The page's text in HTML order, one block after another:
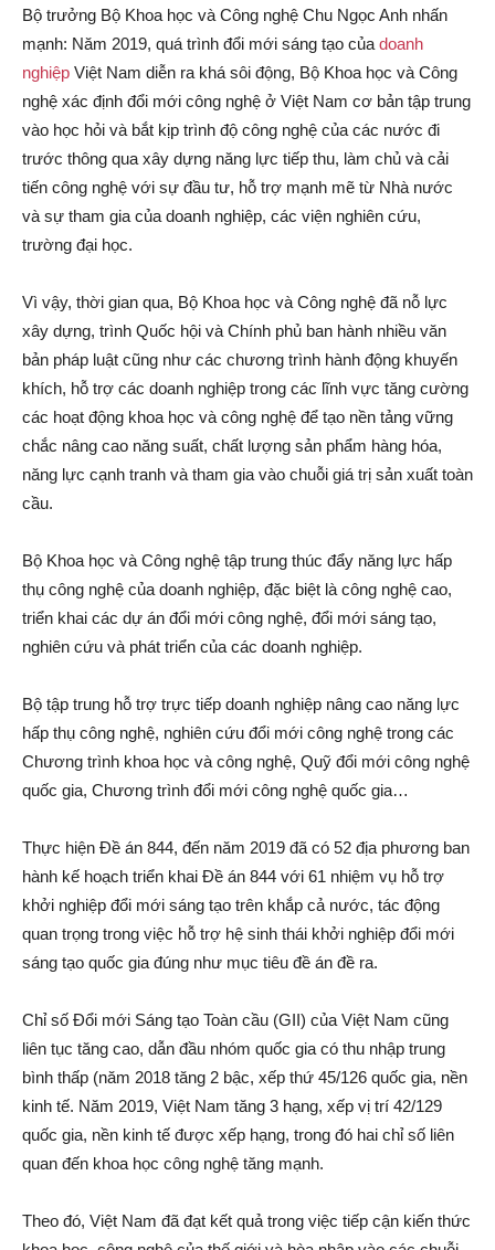
Bộ trưởng Bộ Khoa học và Công nghệ Chu Ngọc Anh nhấn
mạnh: Năm 2019, quá trình đổi mới sáng tạo của doanh
nghiệp Việt Nam diễn ra khá sôi động, Bộ Khoa học và Công
nghệ xác định đổi mới công nghệ ở Việt Nam cơ bản tập trung
vào học hỏi và bắt kịp trình độ công nghệ của các nước đi
trước thông qua xây dựng năng lực tiếp thu, làm chủ và cải
tiến công nghệ với sự đầu tư, hỗ trợ mạnh mẽ từ Nhà nước
và sự tham gia của doanh nghiệp, các viện nghiên cứu,
trường đại học.
Vì vậy, thời gian qua, Bộ Khoa học và Công nghệ đã nỗ lực
xây dựng, trình Quốc hội và Chính phủ ban hành nhiều văn
bản pháp luật cũng như các chương trình hành động khuyến
khích, hỗ trợ các doanh nghiệp trong các lĩnh vực tăng cường
các hoạt động khoa học và công nghệ để tạo nền tảng vững
chắc nâng cao năng suất, chất lượng sản phẩm hàng hóa,
năng lực cạnh tranh và tham gia vào chuỗi giá trị sản xuất toàn
cầu.
Bộ Khoa học và Công nghệ tập trung thúc đẩy năng lực hấp
thụ công nghệ của doanh nghiệp, đặc biệt là công nghệ cao,
triển khai các dự án đổi mới công nghệ, đổi mới sáng tạo,
nghiên cứu và phát triển của các doanh nghiệp.
Bộ tập trung hỗ trợ trực tiếp doanh nghiệp nâng cao năng lực
hấp thụ công nghệ, nghiên cứu đổi mới công nghệ trong các
Chương trình khoa học và công nghệ, Quỹ đổi mới công nghệ
quốc gia, Chương trình đổi mới công nghệ quốc gia…
Thực hiện Đề án 844, đến năm 2019 đã có 52 địa phương ban
hành kế hoạch triển khai Đề án 844 với 61 nhiệm vụ hỗ trợ
khởi nghiệp đổi mới sáng tạo trên khắp cả nước, tác động
quan trọng trong việc hỗ trợ hệ sinh thái khởi nghiệp đổi mới
sáng tạo quốc gia đúng như mục tiêu đề án đề ra.
Chỉ số Đổi mới Sáng tạo Toàn cầu (GII) của Việt Nam cũng
liên tục tăng cao, dẫn đầu nhóm quốc gia có thu nhập trung
bình thấp (năm 2018 tăng 2 bậc, xếp thứ 45/126 quốc gia, nền
kinh tế. Năm 2019, Việt Nam tăng 3 hạng, xếp vị trí 42/129
quốc gia, nền kinh tế được xếp hạng, trong đó hai chỉ số liên
quan đến khoa học công nghệ tăng mạnh.
Theo đó, Việt Nam đã đạt kết quả trong việc tiếp cận kiến thức